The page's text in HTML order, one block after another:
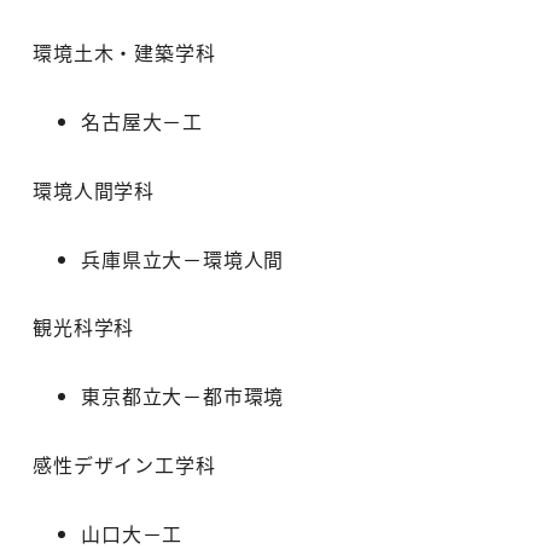
環境土木・建築学科
名古屋大－工
環境人間学科
兵庫県立大－環境人間
観光科学科
東京都立大－都市環境
感性デザイン工学科
山口大－工